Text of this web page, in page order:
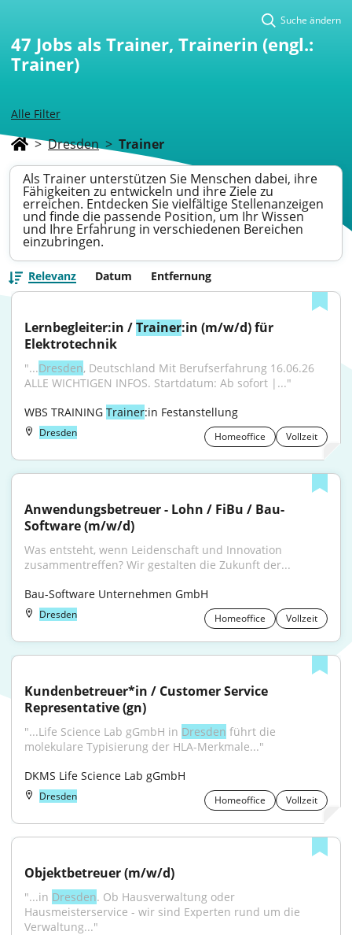
Alle Filter
Suche ändern
47 Jobs als Trainer, Trainerin (engl.:
Trainer)
> Dresden > Trainer
Als Trainer unterstützen Sie Menschen dabei, ihre
Fähigkeiten zu entwickeln und ihre Ziele zu
erreichen. Entdecken Sie vielfältige Stellenanzeigen
und finde die passende Position, um Ihr Wissen
und Ihre Erfahrung in verschiedenen Bereichen
einzubringen.
Relevanz Datum Entfernung
Lernbegleiter:in / Trainer:in (m/w/d) für
Elektrotechnik
"...Dresden, Deutschland Mit Berufserfahrung 16.06.26
ALLE WICHTIGEN INFOS. Startdatum: Ab sofort |..."
WBS TRAINING Trainer:in Festanstellung
Dresden Homeoffice Vollzeit
Anwendungsbetreuer - Lohn / FiBu / Bau-
Software (m/w/d)
Was entsteht, wenn Leidenschaft und Innovation
zusammentreffen? Wir gestalten die Zukunft der...
Bau-Software Unternehmen GmbH
Dresden Homeoffice Vollzeit
Kundenbetreuer*in / Customer Service
Representative (gn)
"...Life Science Lab gGmbH in Dresden führt die
molekulare Typisierung der HLA-Merkmale..."
DKMS Life Science Lab gGmbH
Dresden Homeoffice Vollzeit
Objektbetreuer (m/w/d)
"...in Dresden. Ob Hausverwaltung oder
Hausmeisterservice - wir sind Experten rund um die
Verwaltung..."